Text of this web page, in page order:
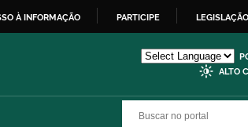
À INFORMAÇÃO PARTICIPE LEGISLAÇÃO
ALTO